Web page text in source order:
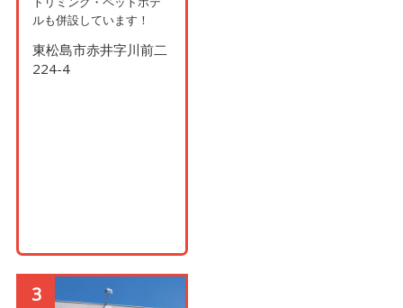
ルも併設しています！
東松島市赤井字川前二
224-4
3